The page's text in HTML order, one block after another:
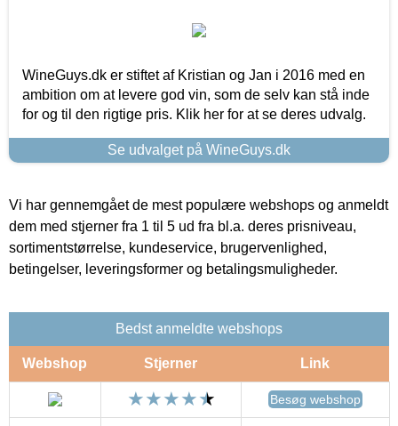
WineGuys.dk er stiftet af Kristian og Jan i 2016 med en
ambition om at levere god vin, som de selv kan stå inde
for og til den rigtige pris. Klik her for at se deres udvalg.
Se udvalget på WineGuys.dk
Vi har gennemgået de mest populære webshops og anmeldt
dem med stjerner fra 1 til 5 ud fra bl.a. deres prisniveau,
sortimentstørrelse, kundeservice, brugervenlighed,
betingelser, leveringsformer og betalingsmuligheder.
Bedst anmeldte webshops
Webshop Stjerner Link
Besøg webshop